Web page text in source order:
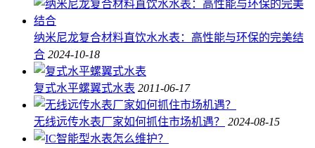
纳米尼龙复合材料直饮水水表：高性能与环保的完美结
合 2024-10-18
复式水平螺翼式水表 2011-06-17
无线远传水表厂家如何抓住市场机遇？ 2024-08-15